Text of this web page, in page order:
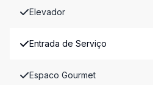
Elevador
Entrada de Serviço
Espaco Gourmet